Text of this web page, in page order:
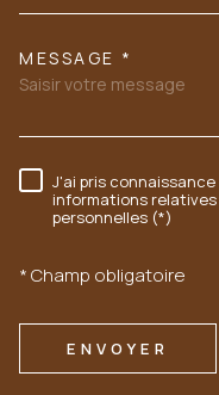
MESSAGE *
J'ai pris
informations
personnelles (*)
* Champ obligatoire
ENVOYER